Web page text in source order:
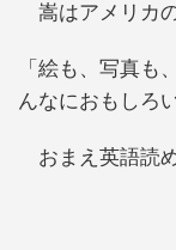
嵩はアメリカ
「絵も、写真も
んなにおもしろ
おまえ英語読